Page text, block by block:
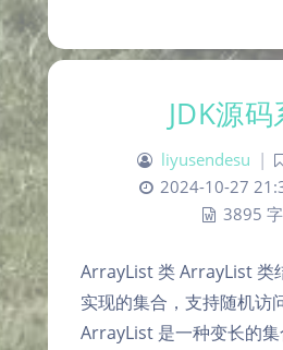
JDK源码
liyusendesu |
2024-10-27
3895 字
ArrayList 类 ArrayList 类
实现的集合，支持随机访
ArrayList 是一种变长的